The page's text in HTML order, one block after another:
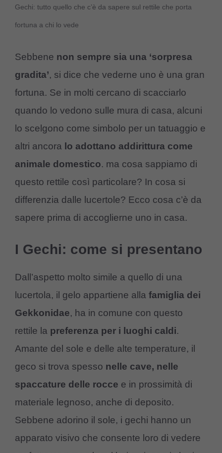
Gechi: tutto quello che c’è da sapere sul rettile che porta
fortuna a chi lo vede
Sebbene non sempre sia una ‘sorpresa
gradita’, si dice che vederne uno è una gran
fortuna. Se in molti cercano di scacciarlo
quando lo vedono sulle mura di casa, alcuni
lo scelgono come simbolo per un tatuaggio e
altri ancora lo adottano addirittura come
animale domestico. ma cosa sappiamo di
questo rettile così particolare? In cosa si
differenzia dalle lucertole? Ecco cosa c’è da
sapere prima di accoglierne uno in casa.
I Gechi: come si presentano
Dall’aspetto molto simile a quello di una
lucertola, il gelo appartiene alla famiglia dei
Gekkonidae, ha in comune con questo
rettile la preferenza per i luoghi caldi.
Amante del sole e delle alte temperature, il
geco si trova spesso nelle cave, nelle
spaccature delle rocce e in prossimità di
materiale legnoso, anche di deposito.
Sebbene adorino il sole, i gechi hanno un
apparato visivo che consente loro di vedere